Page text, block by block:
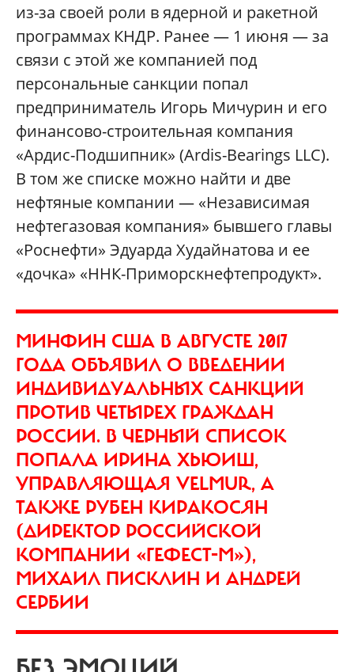
из-за своей роли в ядерной и ракетной
программах КНДР. Ранее — 1 июня — за
связи с этой же компанией под
персональные санкции попал
предприниматель Игорь Мичурин и его
финансово-строительная компания
«Ардис-Подшипник» (Ardis-Bearings LLC).
В том же списке можно найти и две
нефтяные компании — «Независимая
нефтегазовая компания» бывшего главы
«Роснефти» Эдуарда Худайнатова и ее
«дочка» «ННК-Приморскнефтепродукт».
МИНФИН США В АВГУСТЕ 2017
ГОДА ОБЪЯВИЛ О ВВЕДЕНИИ
ИНДИВИДУАЛЬНЫХ САНКЦИЙ
ПРОТИВ ЧЕТЫРЕХ ГРАЖДАН
РОССИИ. В ЧЕРНЫЙ СПИСОК
ПОПАЛА ИРИНА ХЬЮИШ,
УПРАВЛЯЮЩАЯ VELMUR, А
ТАКЖЕ РУБЕН КИРАКОСЯН
(ДИРЕКТОР РОССИЙСКОЙ
КОМПАНИИ «ГЕФЕСТ-М»),
МИХАИЛ ПИСКЛИН И АНДРЕЙ
СЕРБИИ